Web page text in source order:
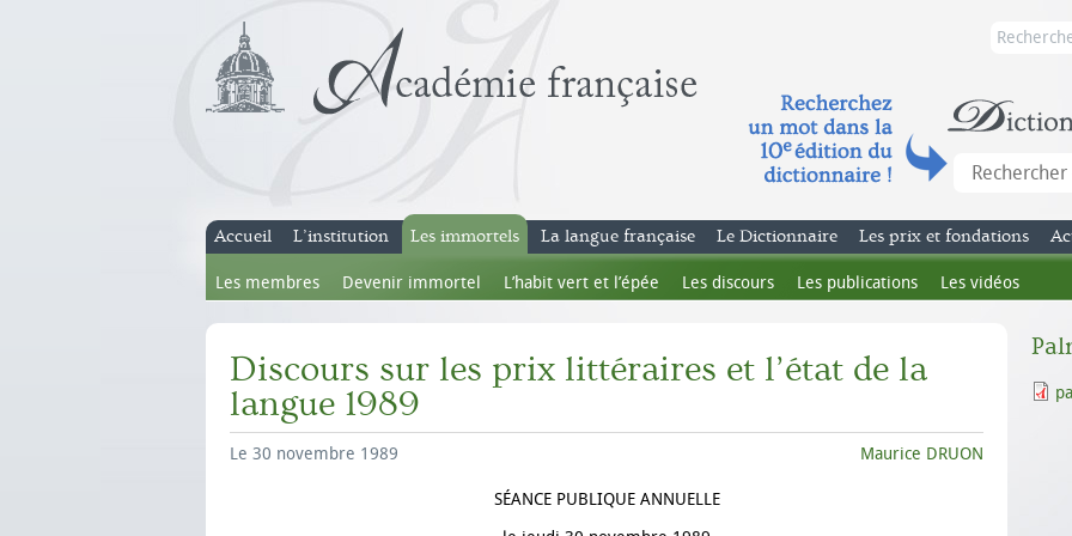
Accueil L’institution Les immortels
Les membres Devenir immortel L’habit vert et l’épée Les discours Les publications Les vidéos
La langue française Le Dictionnaire Les prix et fondations
Discours sur les prix littéraires et l’état de la
langue 1989
Le 30 novembre 1989 Maurice DRUON
SÉANCE PUBLIQUE ANNUELLE